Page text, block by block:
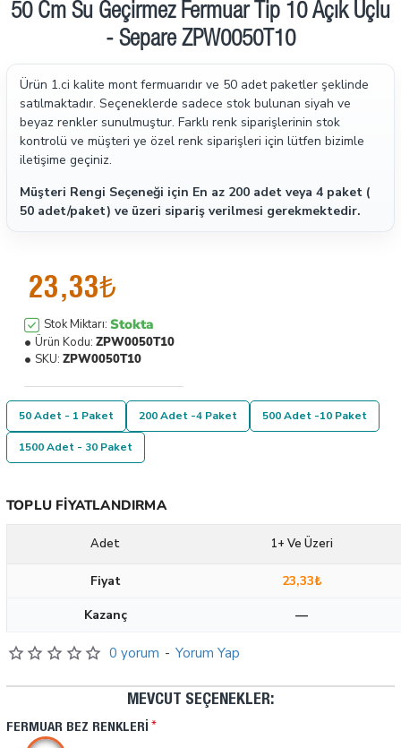
50 Cm Su Geçirmez Fermuar Tip 10 Açık Uçlu
- Separe ZPW0050T10
Ürün 1.ci kalite mont fermuarıdır ve 50 adet paketler şeklinde
satılmaktadır. Seçeneklerde sadece stok bulunan siyah ve
beyaz renkler sunulmuştur. Farklı renk siparişlerinin stok
kontrolü ve müşteri ye özel renk siparişleri için lütfen bizimle
iletişime geçiniz.
Müşteri Rengi Seçeneği için En az 200 adet veya 4 paket (
50 adet/paket) ve üzeri sipariş verilmesi gerekmektedir.
0 yorum - Yorum Yap
23,33₺
Stok Miktarı: Stokta
Ürün Kodu: ZPW0050T10
SKU: ZPW0050T10
50 Adet - 1 Paket 200 Adet -4 Paket 500 Adet -10 Paket
1500 Adet - 30 Paket
MEVCUT SEÇENEKLER:
FERMUAR BEZ RENKLERI
TOPLU FIYATLANDIRMA
Adet 1+ Ve Üzeri
Fiyat
23,33₺
Kazanç
—